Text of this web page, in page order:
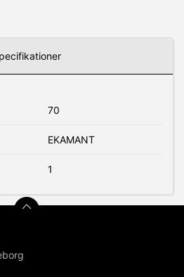
70
EKAMANT
1